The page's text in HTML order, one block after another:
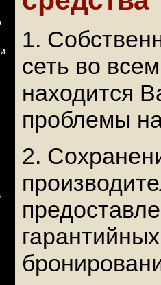
1.
сеть во
находится
проблемы
2.